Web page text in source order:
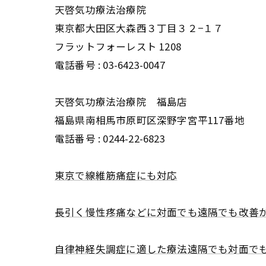
天啓気功療法治療院
東京都大田区大森西３丁目３２−１７
フラットフォーレスト 1208
電話番号 : 03-6423-0047
天啓気功療法治療院 福島店
福島県南相馬市原町区深野字宮平117番地
電話番号 : 0244-22-6823
東京で線維筋痛症にも対応
長引く慢性疼痛などに対面でも遠隔でも改善
自律神経失調症に適した療法遠隔でも対面で